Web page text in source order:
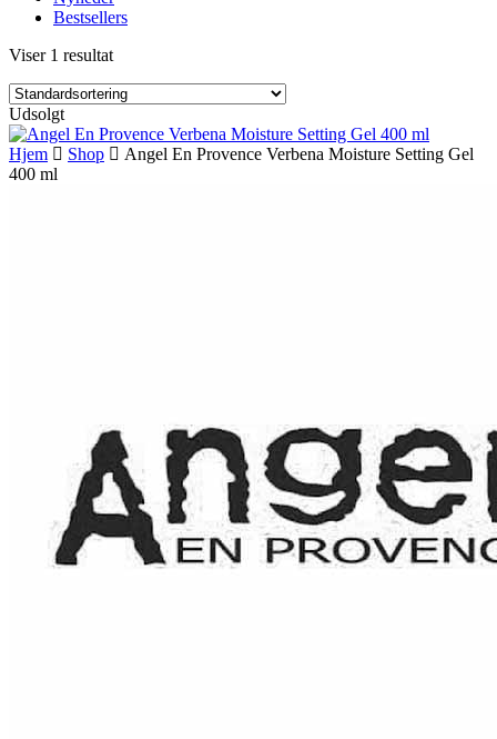
Bestsellers
Viser 1 resultat
Udsolgt
Hjem Shop
Angel En Provence Verbena Moisture Setting Gel
400 ml